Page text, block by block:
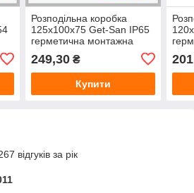
Розподільна коробка
125х100х75 Get-San IP65
герметична монтажна
електропроводки KB.0016
249,30₴
Купити
відгуків за рік